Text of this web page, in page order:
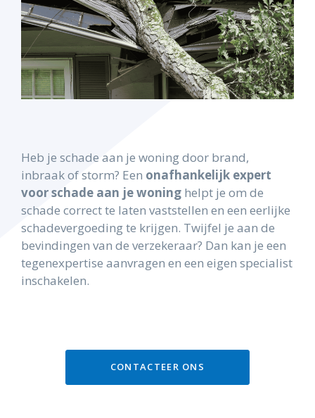
Heb je schade aan je woning door brand,
inbraak of storm? Een onafhankelijk expert
voor schade aan je woning helpt je om de
schade correct te laten vaststellen en een eerlijke
schadevergoeding te krijgen. Twijfel je aan de
bevindingen van de verzekeraar? Dan kan je een
tegenexpertise aanvragen en een eigen specialist
inschakelen.
CONTACTEER ONS